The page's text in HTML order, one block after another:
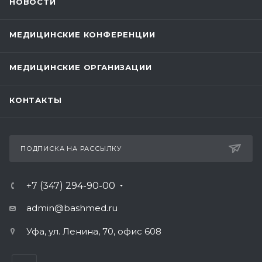
МЕДИЦИНСКИЕ КОНФЕРЕНЦИИ
МЕДИЦИНСКИЕ ОРГАНИЗАЦИИ
КОНТАКТЫ
ПОДПИСКА НА РАССЫЛКУ
+7 (347) 294-90-00
admin@bashmed.ru
Уфа, ул. Ленина, 70, офис 608